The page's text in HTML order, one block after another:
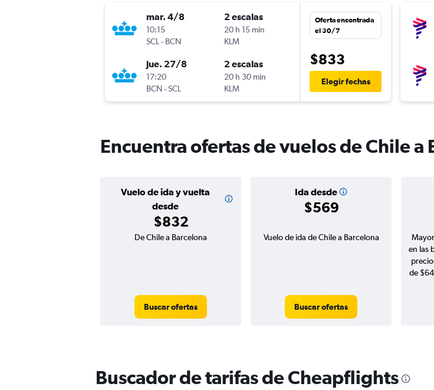
mar. 4/8
10:15
SCL- BCN
2 escalas
20 h 15 min
KLM
jue. 27/8
17:20
BCN-SCL
2 escalas
20 h 30 min
KLM
Oferta encontrada
el 30/7
$833
Elegir fechas
Encuentra ofertas de vuelos de Chile a
Vuelo de ida y vuelta
desde
$832
Ida desde
$569
De Chile a Barcelona
Buscar ofertas
Vuelo de ida de Chile a Barcelona
Buscar ofertas
en las
de
Buscador de tarifas de Cheapflights